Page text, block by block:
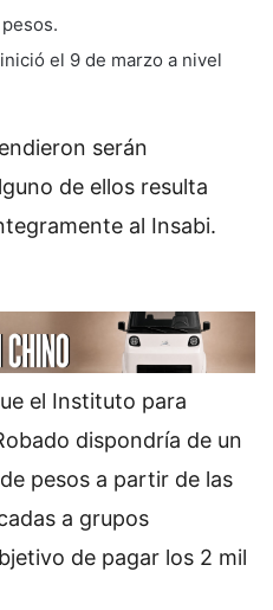
el 9 de marzo a nivel
serán
de ellos resulta
al Insabi.
el Instituto para
dispondría de un
pesos a partir de las
a grupos
de pagar los 2 mil